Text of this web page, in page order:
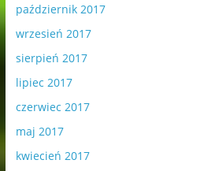
październik 2017
wrzesień 2017
sierpień 2017
lipiec 2017
czerwiec 2017
maj 2017
kwiecień 2017